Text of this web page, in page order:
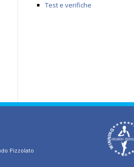
Test e verifiche
Pizzolato